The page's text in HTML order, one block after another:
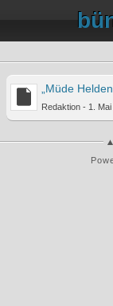
„Müde
Redaktion - 1.